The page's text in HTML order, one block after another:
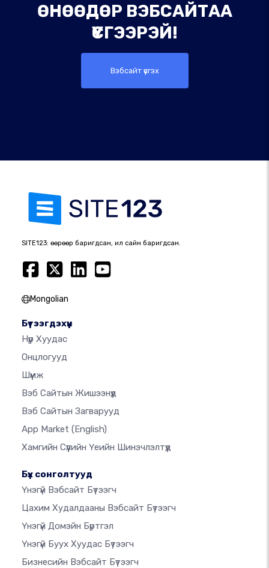
ӨНӨӨДӨР ВЭБСАЙТАА
ҮҮСГЭЭРЭЙ!
Вэбсайт үүсгэх
SITE123: өөрөөр баригдсан, илүү сайн баригдсан.
Mongolian
Бүтээгдэхүүн
Нүүр Хуудас
Онцлогууд
Шүүмж
Вэб Сайтын Жишээнүүд
Вэб Сайтын Загварууд
App Market (English)
Хамгийн Сүүлийн Үеийн Шинэчлэлтүүд
Бүх сонголтууд
Үнэгүй Вэбсайт Бүтээгч
Цахим Худалдааны Вэбсайт Бүтээгч
Үнэгүй Домэйн Бүртгэл
Үнэгүй Буух Хуудас Бүтээгч
Бизнесийн Вэбсайт Бүтээгч